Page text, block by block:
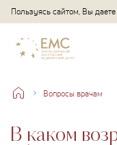
Пользуясь сайтом, Вы даете
Вопросы врачам
В каком